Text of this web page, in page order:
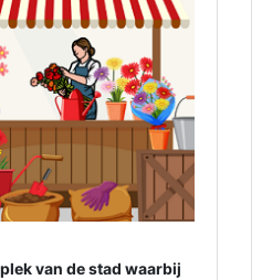
van de stad waarbij